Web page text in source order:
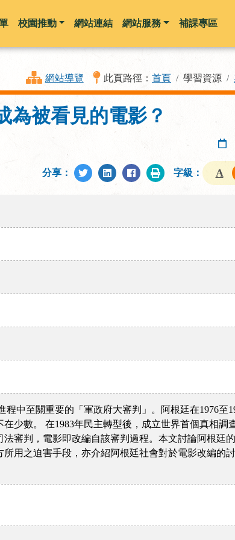
校園推動 網站連結 網站服務 補課專區
網站導覽 此頁路徑： 首頁 學習資源
為被看見的電影？
分享： 字級：
中至關重要的「軍政府大審判」。阿根廷在1976至
少數。 在1983年民主轉型後，成立世界首個真相調
審判，電影即改編自該審判過程。本文討論阿根廷
用之迫害手段，亦介紹阿根廷社會對於電影改編的